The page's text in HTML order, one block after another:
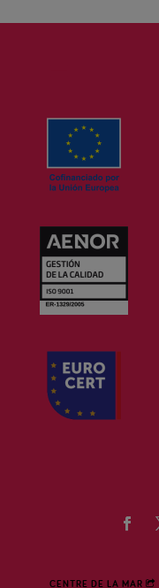
CENTRE DE LA MAR